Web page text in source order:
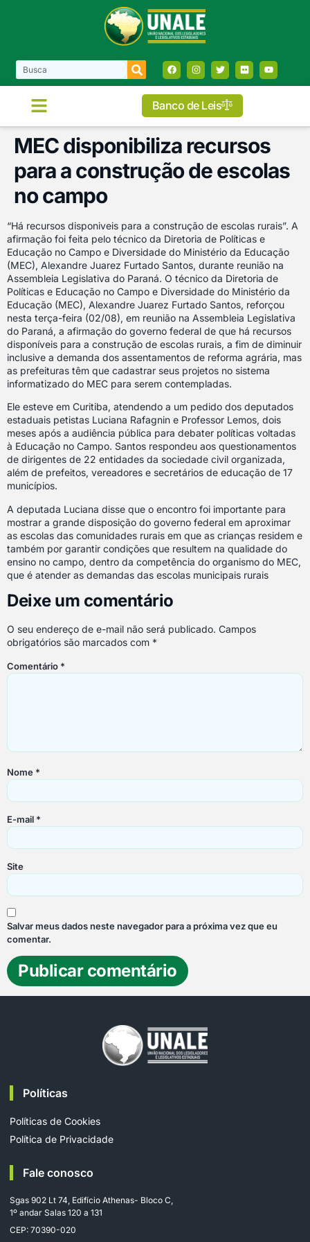
Banco de Leis
MEC disponibiliza recursos
para a construção de escolas
no campo
“Há recursos disponiveis para a construção de escolas rurais”. A
afirmação foi feita pelo técnico da Diretoria de Políticas e
Educação no Campo e Diversidade do Ministério da Educação
(MEC), Alexandre Juarez Furtado Santos, durante reunião na
Assembleia Legislativa do Paraná. O técnico da Diretoria de
Políticas e Educação no Campo e Diversidade do Ministério da
Educação (MEC), Alexandre Juarez Furtado Santos, reforçou
nesta terça-feira (02/08), em reunião na Assembleia Legislativa
do Paraná, a afirmação do governo federal de que há recursos
disponíveis para a construção de escolas rurais, a fim de diminuir
inclusive a demanda dos assentamentos de reforma agrária, mas
as prefeituras têm que cadastrar seus projetos no sistema
informatizado do MEC para serem contempladas.
Ele esteve em Curitiba, atendendo a um pedido dos deputados
estaduais petistas Luciana Rafagnin e Professor Lemos, dois
meses após a audiência pública para debater políticas voltadas
à Educação no Campo. Santos respondeu aos questionamentos
de dirigentes de 22 entidades da sociedade civil organizada,
além de prefeitos, vereadores e secretários de educação de 17
municípios.
A deputada Luciana disse que o encontro foi importante para
mostrar a grande disposição do governo federal em aproximar
as escolas das comunidades rurais em que as crianças residem e
também por garantir condições que resultem na qualidade do
ensino no campo, dentro da competência do organismo do MEC,
que é atender as demandas das escolas municipais rurais
Deixe um comentário
O seu endereço de e-mail não será publicado. Campos
obrigatórios são marcados com *
Comentário *
Nome *
E-mail *
Site
Salvar meus dados neste navegador para a próxima vez que eu
comentar.
Políticas
Políticas de Cookies
Política de Privacidade
Fale conosco
Sgas 902 Lt 74, Edifício Athenas- Bloco C,
1º andar Salas 120 a 131
CEP: 70390-020